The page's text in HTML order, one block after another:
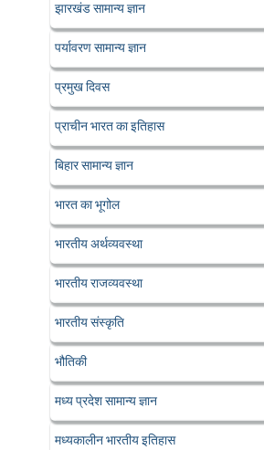
झारखंड सामान्य ज्ञान
पर्यावरण सामान्य ज्ञान
प्रमुख दिवस
प्राचीन भारत का इतिहास
बिहार सामान्य ज्ञान
भारत का भूगोल
भारतीय अर्थव्यवस्था
भारतीय राजव्यवस्था
भारतीय संस्कृति
भौतिकी
मध्य प्रदेश सामान्य ज्ञान
मध्यकालीन भारतीय इतिहास